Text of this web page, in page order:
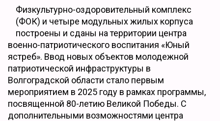
Физкультурно-оздоровительный комплекс
(ФОК) и четыре модульных жилых корпуса
построены и сданы на территории центра
военно-патриотического воспитания «Юный
ястреб». Ввод новых объектов молодежной
патриотической инфраструктуры в
Волгоградской области стало первым
мероприятием в 2025 году в рамках программы,
посвященной 80-летию Великой Победы. С
дополнительными возможностями центра